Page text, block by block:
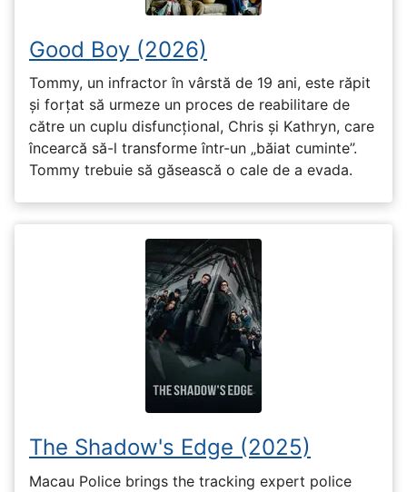
Good Boy (2026)
Tommy, un infractor în vârstă de 19 ani, este răpit
și forțat să urmeze un proces de reabilitare de
către un cuplu disfuncțional, Chris și Kathryn, care
încearcă să-l transforme într-un „băiat cuminte”.
Tommy trebuie să găsească o cale de a evada.
The Shadow's Edge (2025)
Macau Police brings the tracking expert police